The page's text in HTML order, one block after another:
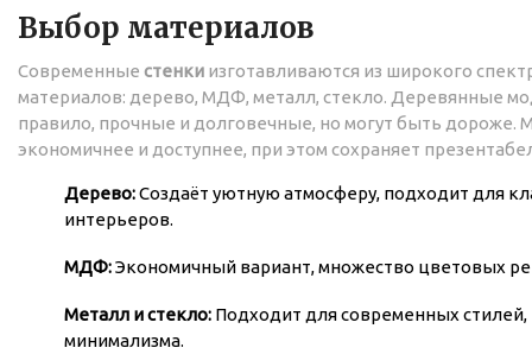
Выбор материалов
Современные стенки изготавливаются из широкого
материалов: дерево, МДФ, металл, стекло. Деревянные
правило, прочные и долговечные, но могут быть дороже.
экономичнее и доступнее, при этом сохраняет
Дерево:Создаёт уютную атмосферу, подходит для
интерьеров.
МДФ:Экономичный вариант, множество цветовых
Металл и стекло: Подходит для современных стилей,
минимализма.